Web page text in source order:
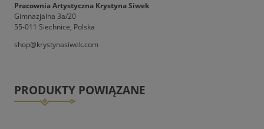
Pracownia Artystyczna Krystyna Siwek
Gimnazjalna 3a/20
55-011 Siechnice, Polska
shop@krystynasiwek.com
PRODUKTY POWIĄZANE